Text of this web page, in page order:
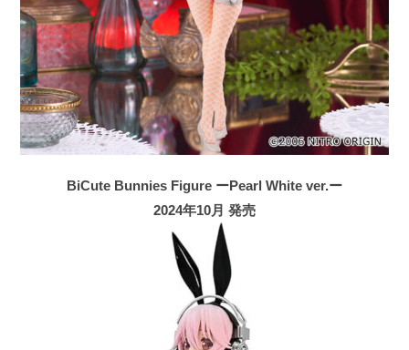
BiCute Bunnies Figure ーPearl White ver.ー
2024年10月 発売